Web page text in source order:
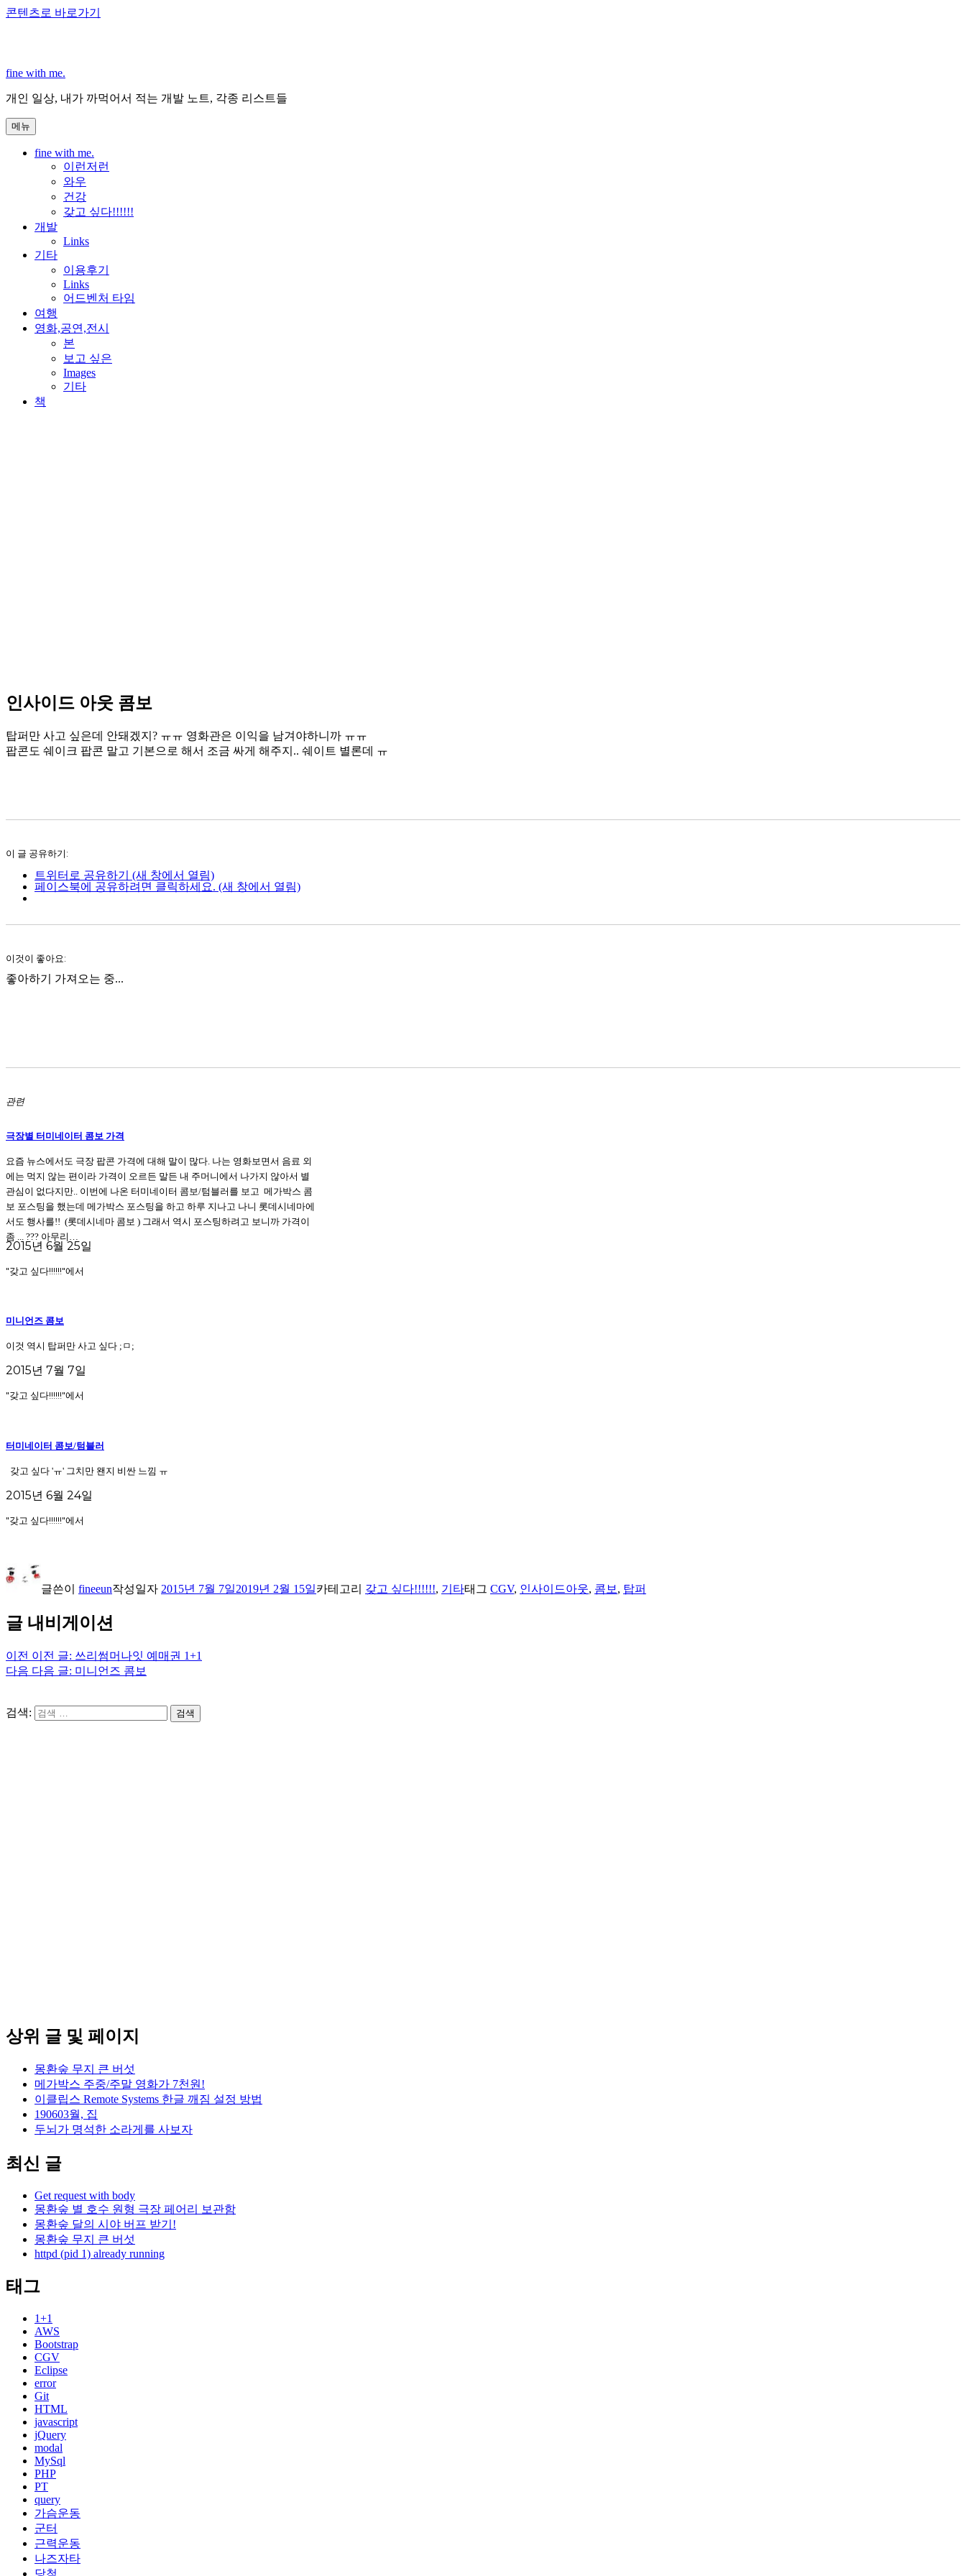
콘텐츠로 바로가기
fine with me.
개인 일상, 내가 까먹어서 적는 개발 노트, 각종 리스트들
메뉴
fine with me.
이런저런
와우
건강
갖고 싶다!!!!!!
개발
Links
기타
이용후기
Links
어드벤처 타임
여행
영화,공연,전시
본
보고 싶은
Images
기타
책
인사이드 아웃 콤보
탑퍼만 사고 싶은데 안돼겠지? ㅠㅠ 영화관은 이익을 남겨야하니까 ㅠㅠ
팝콘도 쉐이크 팝콘 말고 기본으로 해서 조금 싸게 해주지.. 쉐이트 별론데 ㅠ
이 글 공유하기:
트위터로 공유하기 (새 창에서 열림)
페이스북에 공유하려면 클릭하세요. (새 창에서 열림)
이것이 좋아요:
좋아하기 가져오는 중...
관련
극장별 터미네이터 콤보 가격
요즘 뉴스에서도 극장 팝콘 가격에 대해 말이 많다. 나는 영화보면서 음료 외
에는 먹지 않는 편이라 가격이 오르든 말든 내 주머니에서 나가지 않아서 별
관심이 없다지만.. 이번에 나온 터미네이터 콤보/텀블러를 보고 메가박스 콤
보 포스팅을 했는데 메가박스 포스팅을 하고 하루 지나고 나니 롯데시네마에
서도 행사를!! (롯데시네마 콤보 ) 그래서 역시 포스팅하려고 보니까 가격이
좀 ... ??? 아무리…
2015년 6월 25일
"갖고 싶다!!!!!!"에서
미니언즈 콤보
이것 역시 탑퍼만 사고 싶다 ;ㅁ;
2015년 7월 7일
"갖고 싶다!!!!!!"에서
터미네이터 콤보/텀블러
갖고 싶다 'ㅠ' 그치만 왠지 비싼 느낌 ㅠ
2015년 6월 24일
"갖고 싶다!!!!!!"에서
글쓴이 fineeun작성일자 2015년 7월 7일2019년 2월 15일카테고리 갖고 싶다!!!!!!, 기타태그 CGV, 인사이드아웃, 콤보 , 탑퍼
글 내비게이션
이전 이전 글: 쓰리썸머나잇 예매권 1+1
다음 다음 글: 미니언즈 콤보
검색: 검색
상위 글 및 페이지
몽환숲 무지 큰 버섯
메가박스 주중/주말 영화가 7천원!
이클립스 Remote Systems 한글 깨짐 설정 방법
190603월, 집
두뇌가 명석한 소라게를 사보자
최신 글
Get request with body
몽환숲 별 호수 원형 극장 페어리 보관함
몽환숲 달의 시야 버프 받기!
몽환숲 무지 큰 버섯
httpd (pid 1) already running
태그
1+1
AWS
Bootstrap
CGV
Eclipse
error
Git
HTML
javascript
jQuery
modal
MySql
PHP
PT
query
가슴운동
군터
근력운동
나즈자타
당첨